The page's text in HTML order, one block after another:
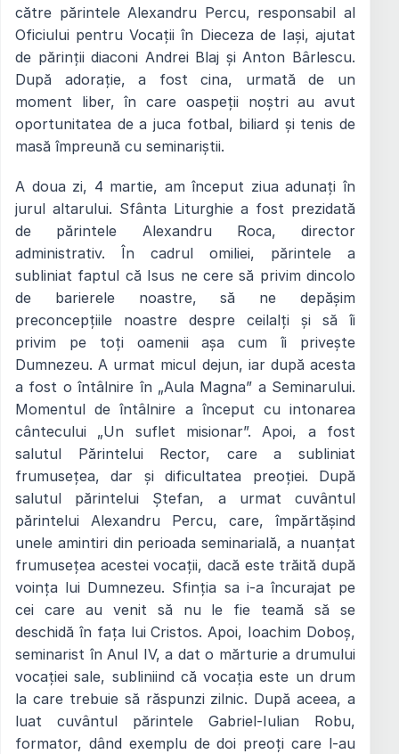
către părintele Alexandru Percu, responsabil al
Oficiului pentru Vocații în Dieceza de Iași, ajutat
de părinții diaconi Andrei Blaj și Anton Bârlescu.
După adorație, a fost cina, urmată de un
moment liber, în care oaspeții noștri au avut
oportunitatea de a juca fotbal, biliard și tenis de
masă împreună cu seminariștii.
A doua zi, 4 martie, am început ziua adunați în
jurul altarului. Sfânta Liturghie a fost prezidată
de părintele Alexandru Roca, director
administrativ. În cadrul omiliei, părintele a
subliniat faptul că Isus ne cere să privim dincolo
de barierele noastre, să ne depășim
preconcepțiile noastre despre ceilalți și să îi
privim pe toți oamenii așa cum îi privește
Dumnezeu. A urmat micul dejun, iar după acesta
a fost o întâlnire în „Aula Magna” a Seminarului.
Momentul de întâlnire a început cu intonarea
cântecului „Un suflet misionar”. Apoi, a fost
salutul Părintelui Rector, care a subliniat
frumusețea, dar și dificultatea preoției. După
salutul părintelui Ștefan, a urmat cuvântul
părintelui Alexandru Percu, care, împărtășind
unele amintiri din perioada seminarială, a nuanțat
frumusețea acestei vocații, dacă este trăită după
voința lui Dumnezeu. Sfinția sa i-a încurajat pe
cei care au venit să nu le fie teamă să se
deschidă în fața lui Cristos. Apoi, Ioachim Doboș,
seminarist în Anul IV, a dat o mărturie a drumului
vocației sale, subliniind că vocația este un drum
la care trebuie să răspunzi zilnic. După aceea, a
luat cuvântul părintele Gabriel-Iulian Robu,
formator, dând exemplu de doi preoți care l-au